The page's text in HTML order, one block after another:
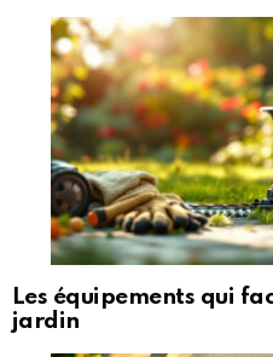
Les équipements qui
jardin